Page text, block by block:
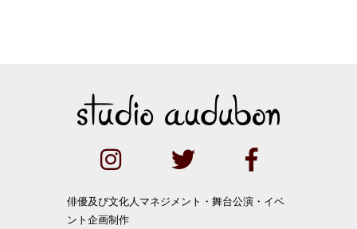
俳優及び文化人マネジメント・舞台公演・イベ
ント企画制作